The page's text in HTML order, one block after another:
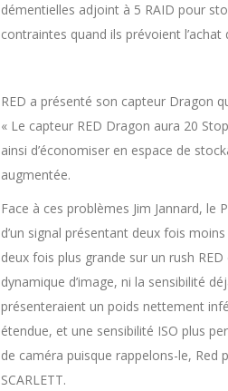
démentielles adjoint à 5 RAID pour
contraintes quand ils prévoient
RED a présenté son capteur Dragon
« Le capteur RED Dragon aura 20
ainsi d’économiser en espace de
augmentée.
Face à ces problèmes Jim Jannard,
d’un signal présentant deux fois
deux fois plus grande sur un rush
dynamique d’image, ni la sensibilité
présenteraient un poids nettement
étendue, et une sensibilité ISO plus
de caméra puisque rappelons-le,
SCARLETT.